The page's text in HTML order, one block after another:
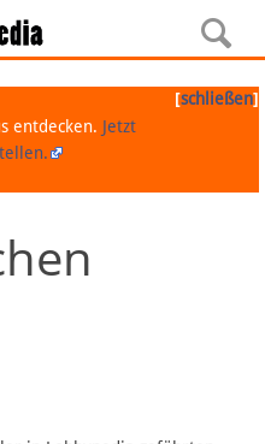
[schließen]
entdecken. Jetzt